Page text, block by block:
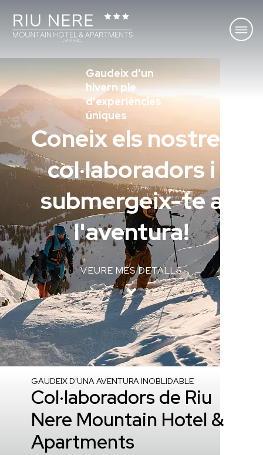
Gaudeix d'un
hivern ple
d'experiències
úniques
Coneix els nostres
col·laboradors i
submergeix-te a
l'aventura!
VEURE MÉS DETALLS
Inici/Col·laboradors
GAUDEIX D'UNA AVENTURA INOBLIDABLE
Col·laboradors de Riu
Nere Mountain Hotel &
Apartments